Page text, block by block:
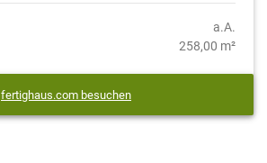
a.A.
258,00 m²
fertighaus.com besuchen